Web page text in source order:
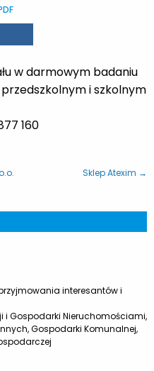
w darmowym badaniu
i szkolnym
160
Sklep Atexim →
interesantów i
i Gospodarki Nieruchomościami,
Gospodarki Komunalnej,